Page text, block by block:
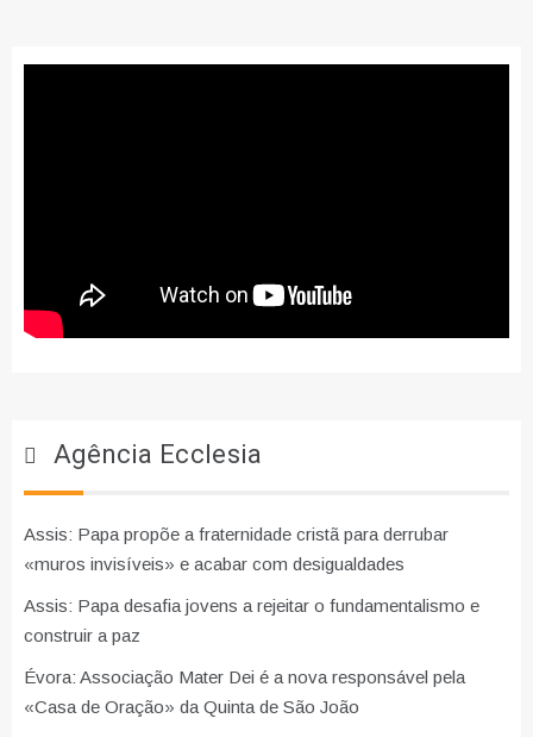
Agência Ecclesia
Assis: Papa propõe a fraternidade cristã para derrubar
«muros invisíveis» e acabar com desigualdades
Assis: Papa desafia jovens a rejeitar o fundamentalismo e
construir a paz
Évora: Associação Mater Dei é a nova responsável pela
«Casa de Oração» da Quinta de São João